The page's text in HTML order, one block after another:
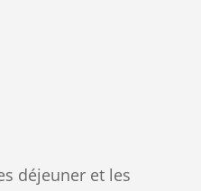
déjeuner et les